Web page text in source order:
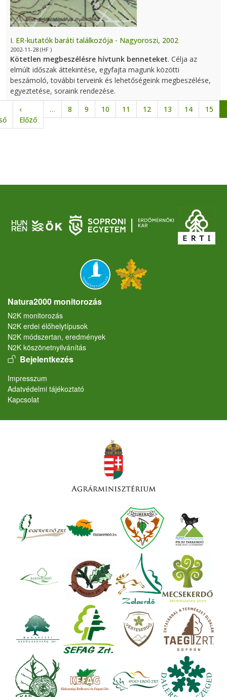
I. ER-kutatók baráti találkozója - Nagyoroszi, 2002
2002-11-28 (HF )
Kötetlen megbeszélésre hívtunk benneteket. Célja az
elmúlt időszak áttekintése, egyfajta magunk közötti
beszámoló, további terveink és lehetőségeink megbeszélése,
egyeztetése, soraink rendezése.
Oldalszámozás
Első oldal
‹
ElőzőElőző oldal
… 8 9 10 11 12 13 14 15
Natura2000 monitorozás
N2K monitorozás
N2K erdei élőhelytípusok
N2K módszertan, eredmények
N2K köszönetnyilvánítás
User account menu
Bejelentkezés
Lábléc
Impresszum
Adatvédelmi tájékoztató
Kapcsolat